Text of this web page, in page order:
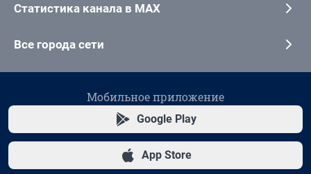
Статистика канала в MAX
Все города сети
Мобильное приложение
Google Play
App Store